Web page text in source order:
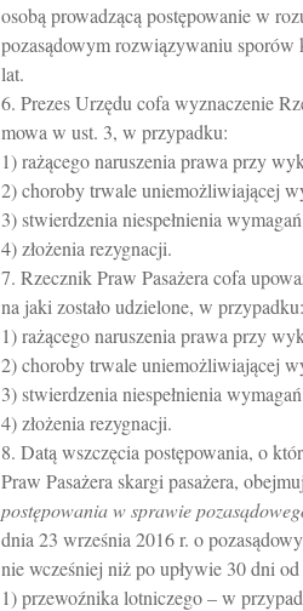
osobą prowadzącą postępowanie w
pozasądowym rozwiązywaniu sporów
lat.
6. Prezes Urzędu cofa wyznaczenie
mowa w ust. 3, w przypadku:
1) rażącego naruszenia prawa przy
2) choroby trwale uniemożliwiającej
3) stwierdzenia niespełnienia
4) złożenia rezygnacji.
7. Rzecznik Praw Pasażera cofa
na jaki zostało udzielone, w przypadku:
1) rażącego naruszenia prawa przy
2) choroby trwale uniemożliwiającej
3) stwierdzenia niespełnienia
4) złożenia rezygnacji.
8. Datą wszczęcia postępowania, o
Praw Pasażera skargi pasażera,
postępowania w sprawie
dnia 23 września 2016 r. o
nie wcześniej niż po upływie 30 dni
1) przewoźnika lotniczego – w